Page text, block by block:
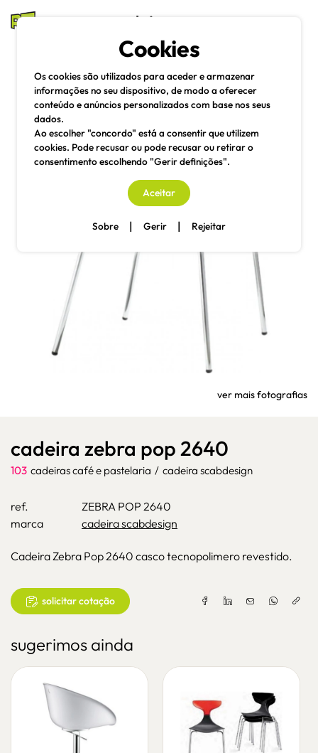
mesas e cadeiras
Pesquisa
ver mais fotografias
cadeira zebra pop 2640
103 cadeiras café e pastelaria / cadeira scabdesign
ref.
ZEBRA POP 2640
marca
cadeira scabdesign
Cadeira Zebra Pop 2640 casco tecnopolimero revestido.
solicitar cotação
sugerimos ainda
Cookies
Os cookies são utilizados para aceder e armazenar
informações no seu dispositivo, de modo a oferecer
conteúdo e anúncios personalizados com base nos seus
dados.
Ao escolher "concordo" está a consentir que utilizem
cookies. Pode recusar ou pode recusar ou retirar o
consentimento escolhendo "Gerir definições".
Aceitar
Sobre | Gerir | Rejeitar